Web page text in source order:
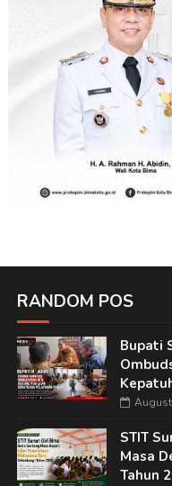
RANDOM POS
Bupati
STIT
Masa
Tahun